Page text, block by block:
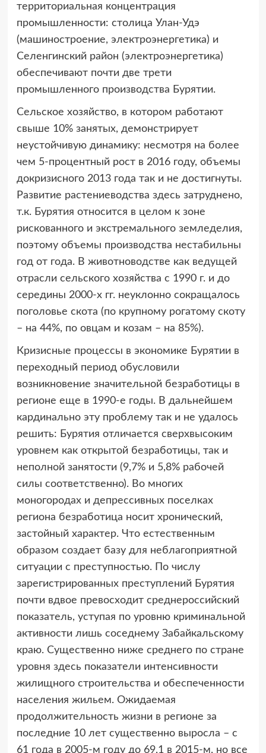
территориальная концентрация
промышленности: столица Улан-Удэ
(машиностроение, электроэнергетика) и
Селенгинский район (электроэнергетика)
обеспечивают почти две трети
промышленного производства Бурятии.
Сельское хозяйство, в котором работают
свыше 10% занятых, демонстрирует
неустойчивую динамику: несмотря на более
чем 5-процентный рост в 2016 году, объемы
докризисного 2013 года так и не достигнуты.
Развитие растениеводства здесь затруднено,
т.к. Бурятия относится в целом к зоне
рискованного и экстремального земледелия,
поэтому объемы производства нестабильны
год от года. В животноводстве как ведущей
отрасли сельского хозяйства с 1990 г. и до
середины 2000-х гг. неуклонно сокращалось
поголовье скота (по крупному рогатому скоту
– на 44%, по овцам и козам – на 85%).
Кризисные процессы в экономике Бурятии в
переходный период обусловили
возникновение значительной безработицы в
регионе еще в 1990-е годы. В дальнейшем
кардинально эту проблему так и не удалось
решить: Бурятия отличается сверхвысоким
уровнем как открытой безработицы, так и
неполной занятости (9,7% и 5,8% рабочей
силы соответственно). Во многих
моногородах и депрессивных поселках
региона безработица носит хронический,
застойный характер. Что естественным
образом создает базу для неблагоприятной
ситуации с преступностью. По числу
зарегистрированных преступлений Бурятия
почти вдвое превосходит среднероссийский
показатель, уступая по уровню криминальной
активности лишь соседнему Забайкальскому
краю. Существенно ниже среднего по стране
уровня здесь показатели интенсивности
жилищного строительства и обеспеченности
населения жильем. Ожидаемая
продолжительность жизни в регионе за
последние 10 лет существенно выросла – с
61 года в 2005-м году до 69,1 в 2015-м, но все